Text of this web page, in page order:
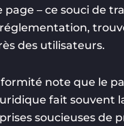
page – ce souci de
des utilisateurs.
note que le
fait souvent
soucieuses de